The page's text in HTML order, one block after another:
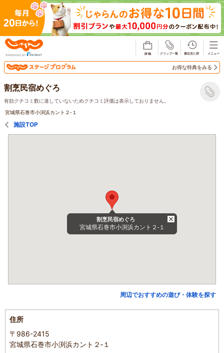
お得な特典をみる
割烹民宿めぐろ
有効クチコミ数に達していないためクチコミ評価は表示しておりません。
宮城県石巻市小渕浜カント２‐１
施設TOP
割烹民宿めぐろ
宮城県石巻市小渕浜カント２‐１
周辺でおすすめの遊び・体験を探す
住所
〒986-2415
宮城県石巻市小渕浜カント２‐１